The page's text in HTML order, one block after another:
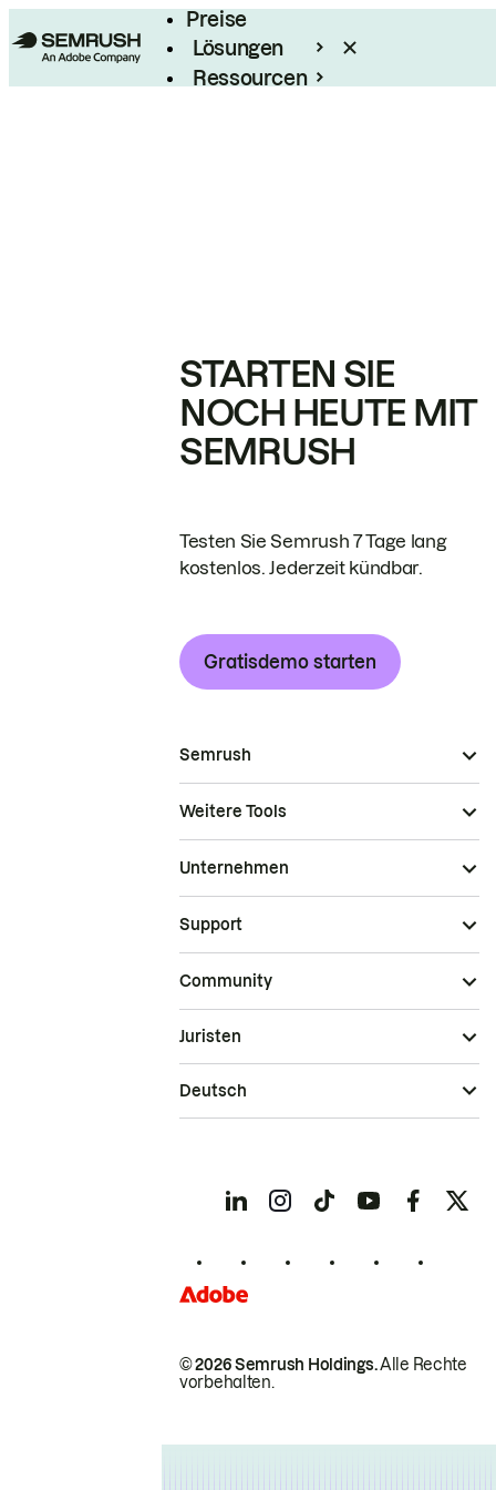
Preise
Lösungen
Ressourcen
STARTEN SIE
NOCH HEUTE MIT
SEMRUSH
Testen Sie Semrush 7 Tage lang
kostenlos. Jederzeit kündbar.
Gratisdemo starten
Semrush
Weitere Tools
Unternehmen
Support
Community
© 2026 Semrush Holdings.Alle Rechte
vorbehalten.
Juristen
Deutsch